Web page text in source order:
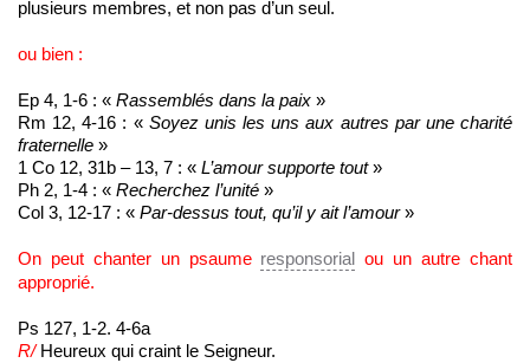
plusieurs membres, et non pas d’un seul.
ou bien :
Ep 4, 1-6 : « Rassemblés dans la paix »
Rm 12, 4-16 : « Soyez unisles uns aux autres par unecharité
fraternelle »
1 Co 12, 31b – 13, 7 : « L’amoursupporte tout»
Ph 2, 1-4 : « Recherchez l’unité »
Col 3, 12-17 : « Par-dessus tout, qu’il y aitl’amour»
On peut chanter un psaume responsorial ou un autre chant
approprié.
Ps 127, 1-2. 4-6a
R/ Heureux qui craint le Seigneur.